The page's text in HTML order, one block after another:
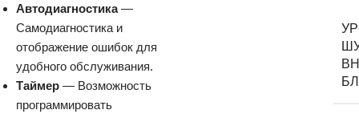
Автодиагностика—
Самодиагностика и
отображение ошибок для
удобного обслуживания.
Таймер — Возможность
программировать